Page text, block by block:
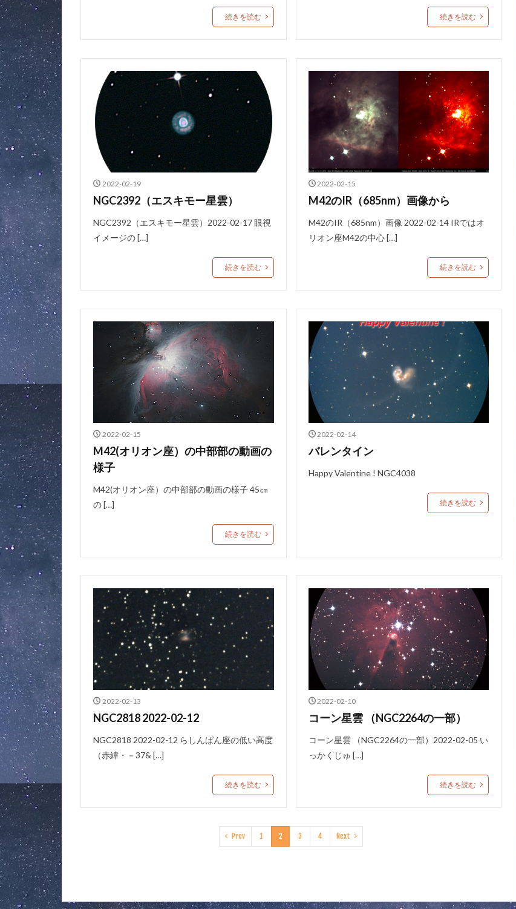
続きを読む 続きを読む
2022-02-19
NGC2392（エスキモー星雲）
NGC2392（エスキモー星雲）2022-02-17 眼視
イメージの […]
続きを読む
2022-02-15
M42のIR（685nm）画像から
M42のIR（685nm）画像 2022-02-14 IRではオ
リオン座M42の中心 […]
続きを読む
2022-02-15
M42(オリオン座）の中部部の動画の
様子
M42(オリオン座）の中部部の動画の様子 45㎝
の […]
続きを読む
2022-02-14
バレンタイン
Happy Valentine ! NGC4038
続きを読む
2022-02-13
NGC2818 2022-02-12
NGC2818 2022-02-12 らしんばん座の低い高度
（赤緯・－37& […]
続きを読む
2022-02-10
コーン星雲 （NGC2264の一部）
コーン星雲 （NGC2264の一部）2022-02-05 い
っかくじゅ […]
続きを読む
Prev 1 2 3 4 Next